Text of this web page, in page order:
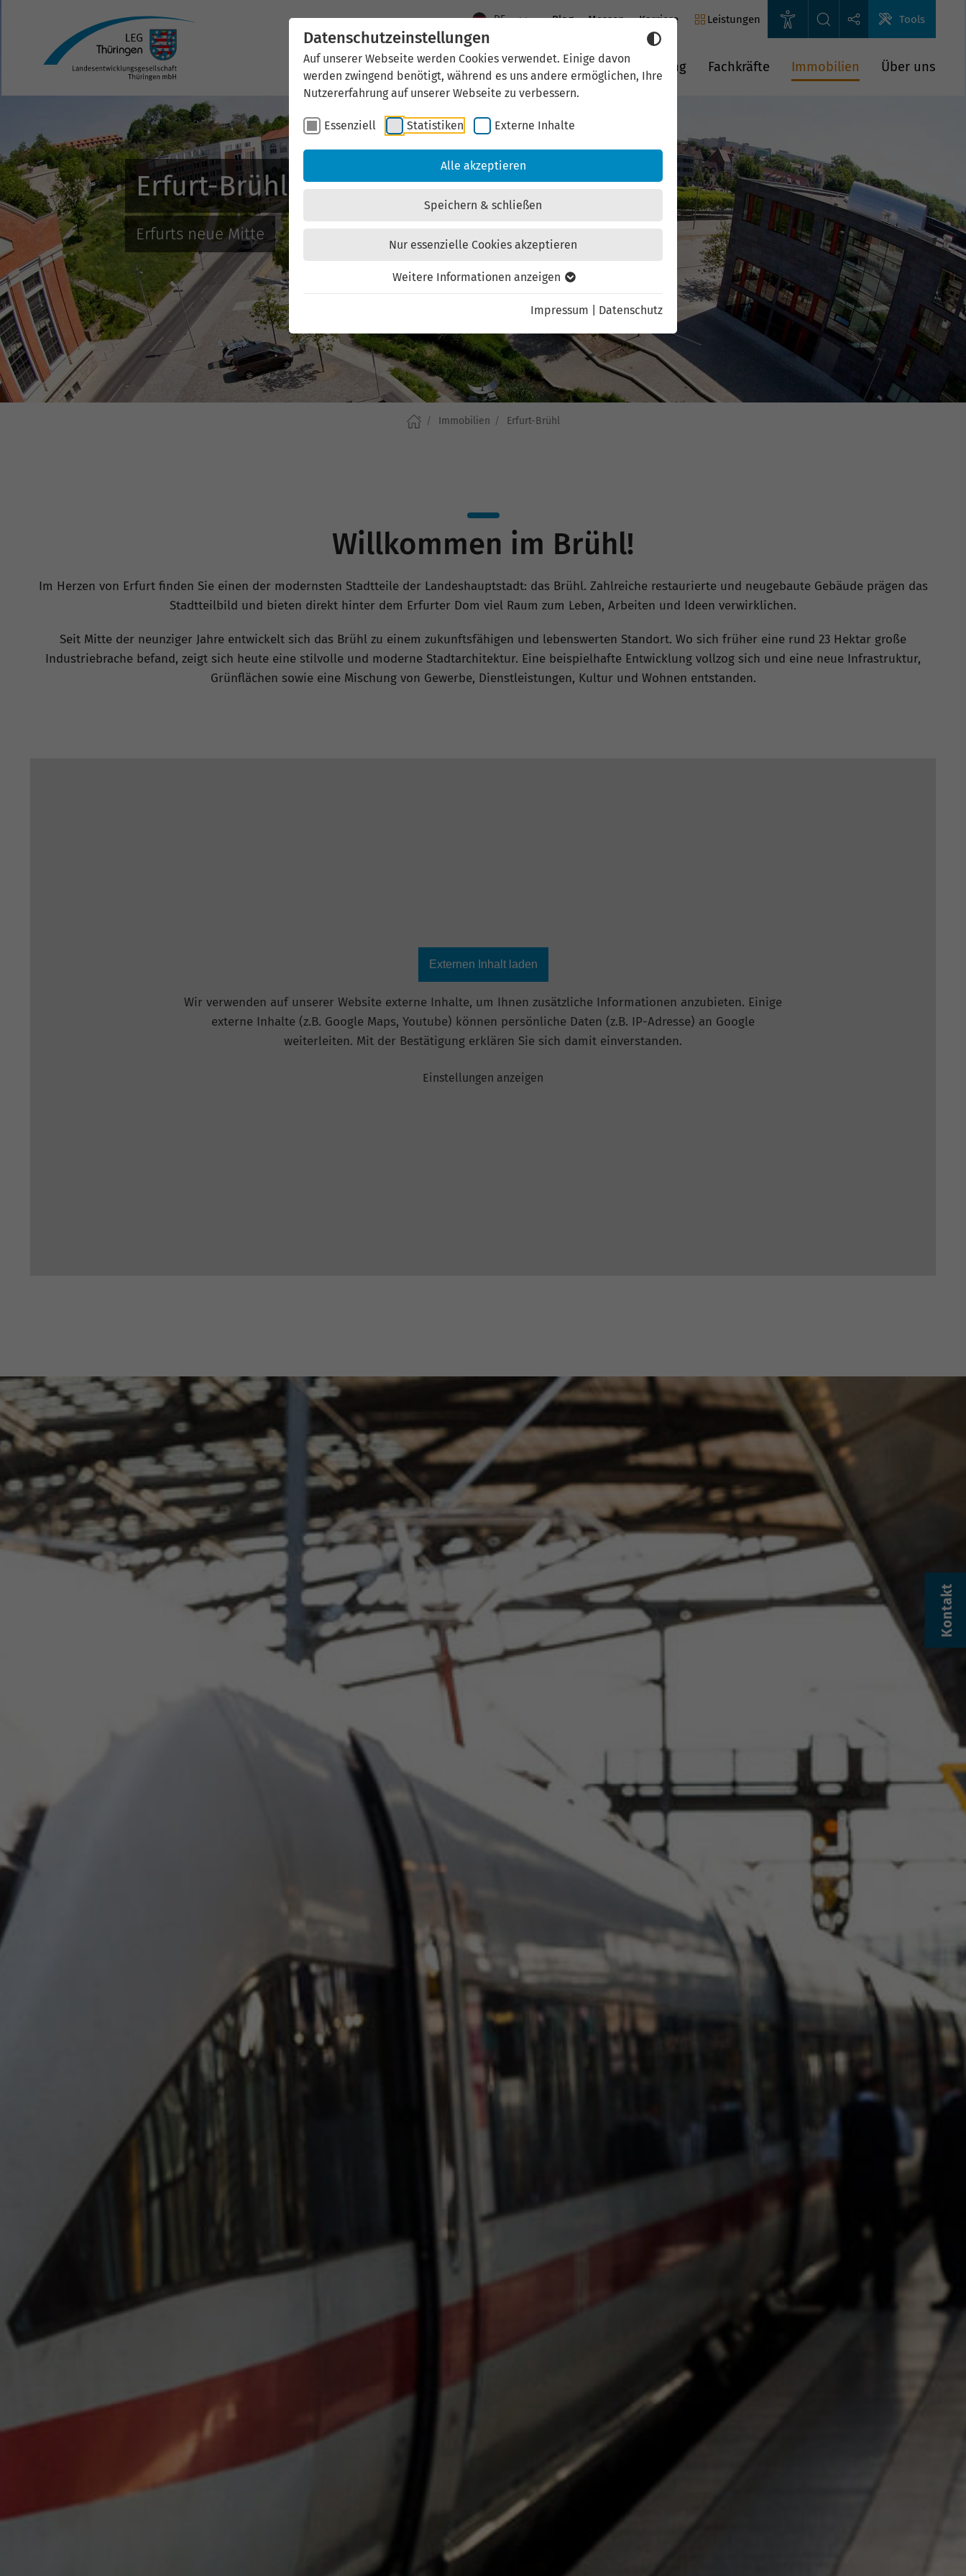
Datenschutzeinstellungen
Auf unserer Webseite werden Cookies verwendet. Einige davon
werden zwingend benötigt, während es uns andere ermöglichen, Ihre
Nutzererfahrung auf unserer Webseite zu verbessern.
Essenziell Statistiken Externe Inhalte
Alle akzeptieren
Speichern & schließen
Nur essenzielle Cookies akzeptieren
Weitere Informationen anzeigen
Impressum Datenschutz
DE Blog Messen Karriere Leistungen Tools
Aktuelles Standort Thüringen Wirtschaftsförderung Fachkräfte Immobilien Über uns
Kontakt
Erfurt-Brühl
Erfurts neue Mitte
Immobilien Erfurt-Brühl
Willkommen im Brühl!
Im Herzen von Erfurt finden Sie einen der modernsten Stadtteile der Landeshauptstadt: das Brühl. Zahlreiche restaurierte und neugebaute Gebäude prägen das
Stadtteilbild und bieten direkt hinter dem Erfurter Dom viel Raum zum Leben, Arbeiten und Ideen verwirklichen.
Seit Mitte der neunziger Jahre entwickelt sich das Brühl zu einem zukunftsfähigen und lebenswerten Standort. Wo sich früher eine rund 23 Hektar große
Industriebrache befand, zeigt sich heute eine stilvolle und moderne Stadtarchitektur. Eine beispielhafte Entwicklung vollzog sich und eine neue Infrastruktur,
Grünflächen sowie eine Mischung von Gewerbe, Dienstleistungen, Kultur und Wohnen entstanden.
Externen Inhalt laden
Wir verwenden auf unserer Website externe Inhalte, um Ihnen zusätzliche Informationen anzubieten. Einige
externe Inhalte (z.B. Google Maps, Youtube) können persönliche Daten (z.B. IP-Adresse) an Google
weiterleiten. Mit der Bestätigung erklären Sie sich damit einverstanden.
Einstellungen anzeigen